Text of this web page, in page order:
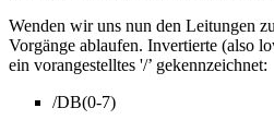
Wenden wir uns nun den Leitungen
Vorgänge ablaufen. Invertierte (also
ein vorangestelltes '/’ gekennzeichnet:
/DB(0-7)